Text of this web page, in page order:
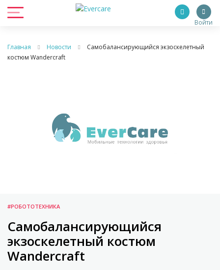
Войти
Главная Новости
Cамобалансирующийся экзоскелетный
костюм Wandercraft
#РОБОТОТЕХНИКА
Cамобалансирующийся
экзоскелетный костюм
Wandercraft